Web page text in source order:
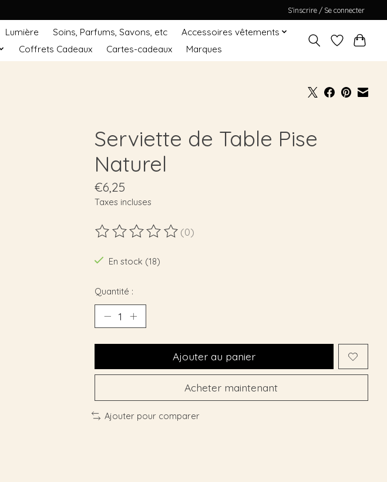
S’inscrire / Se connecter
Lumière Soins, Parfums, Savons, etc
Accessoires vêtements
Coffrets Cadeaux Cartes-cadeaux Marques
Serviette de Table Pise
Naturel
€6,25
Taxes incluses
Ce produit est évalué à
(0)
En stock (18)
Quantité :
Ajouter au panier
Acheter maintenant
Ajouter pour comparer